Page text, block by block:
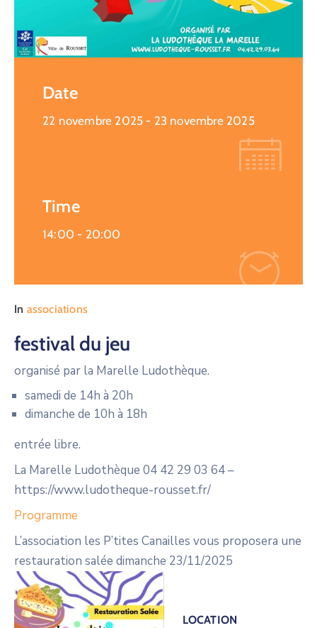
Date
22 novembre 2025 - 23 novembre 2025
Time
14:00 - 20:00
In associations
festival du jeu
organisé par la Marelle Ludothèque.
samedi de 14h à 20h
dimanche de 10h à 18h
entrée libre.
La Marelle Ludothèque 04 42 29 03 64 –
https://www.ludotheque-rousset.fr/
Programme
L’association les P’tites Canailles vous proposera une
restauration salée dimanche 23/11/2025
LOCATION